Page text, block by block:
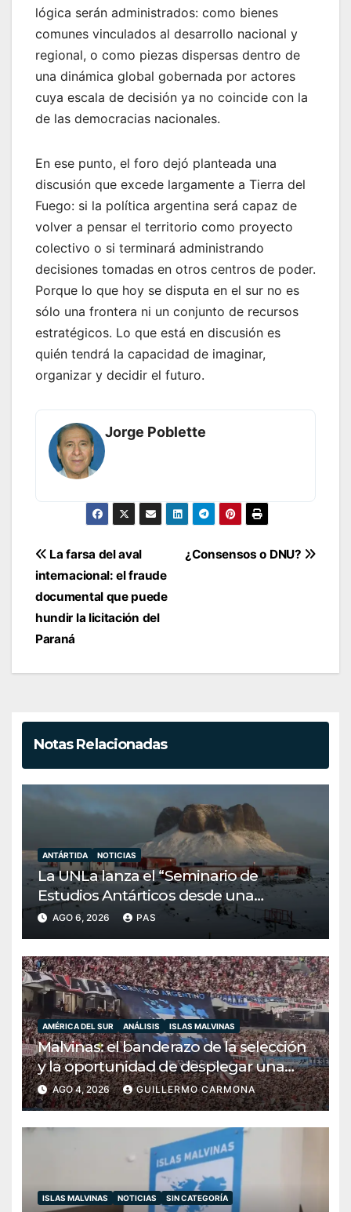
lógica serán administrados: como bienes
comunes vinculados al desarrollo nacional y
regional, o como piezas dispersas dentro de
una dinámica global gobernada por actores
cuya escala de decisión ya no coincide con la
de las democracias nacionales.
En ese punto, el foro dejó planteada una
discusión que excede largamente a Tierra del
Fuego: si la política argentina será capaz de
volver a pensar el territorio como proyecto
colectivo o si terminará administrando
decisiones tomadas en otros centros de poder.
Porque lo que hoy se disputa en el sur no es
sólo una frontera ni un conjunto de recursos
estratégicos. Lo que está en discusión es
quién tendrá la capacidad de imaginar,
organizar y decidir el futuro.
Jorge Poblette
Navegación
de
entradas
¿Consensos o DNU?
La farsa del aval
internacional: el fraude
documental que puede
hundir la licitación del
Paraná
Notas Relacionadas
ANTÁRTIDA NOTICIAS
La UNLa lanza el “Seminario de
Estudios Antárticos desde una
perspectiva transdisciplinar”: una
apuesta por la soberanía y la
conciencia bicontinental
AGO 6, 2026 PAS
AMÉRICA DEL SUR ANÁLISIS ISLAS MALVINAS
Malvinas: el banderazo de la selección
y la oportunidad de desplegar una
diplomacia soberana
AGO 4, 2026 GUILLERMO CARMONA
ISLAS MALVINAS NOTICIAS SIN CATEGORÍA